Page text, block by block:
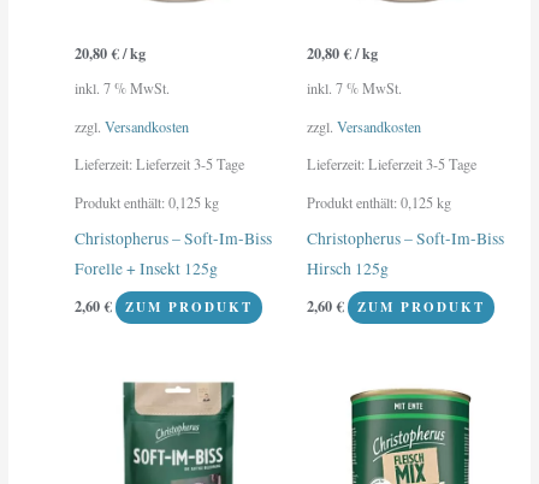
20,80€/kg
inkl. 7 % MwSt.
zzgl.Versandkosten
Lieferzeit:Lieferzeit 3-5 Tage
Produkt enthält: 0,125kg
Christopherus – Soft-Im-Biss
Forelle + Insekt 125g
2,60€ ZUM PRODUKT
20,80€/kg
inkl. 7 % MwSt.
zzgl. Versandkosten
Lieferzeit:Lieferzeit 3-5 Tage
Produkt enthält: 0,125kg
Christopherus – Soft-Im-Biss
Hirsch 125g
2,60€ ZUM PRODUKT
Produkt
weist
mehrere